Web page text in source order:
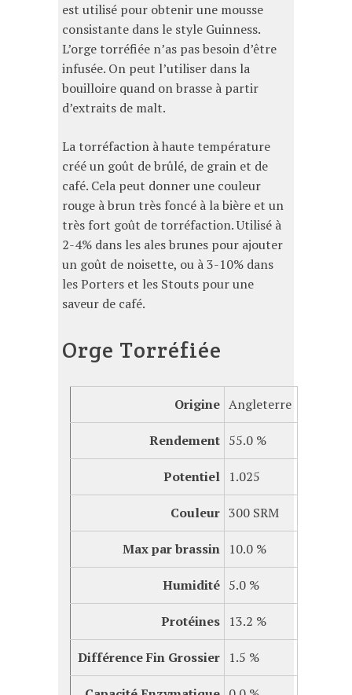
est utilisé pour obtenir une mousse
consistante dans le style Guinness.
L’orge torréfiée n’as pas besoin d’être
infusée. On peut l’utiliser dans la
bouilloire quand on brasse à partir
d’extraits de malt.
La torréfaction à haute température
créé un goût de brûlé, de grain et de
café. Cela peut donner une couleur
rouge à brun très foncé à la bière et un
très fort goût de torréfaction. Utilisé à
2-4% dans les ales brunes pour ajouter
un goût de noisette, ou à 3-10% dans
les Porters et les Stouts pour une
saveur de café.
Orge Torréfiée
Origine Angleterre
Rendement 55.0 %
Potentiel 1.025
Couleur 300 SRM
Max par brassin 10.0 %
Humidité 5.0 %
Protéines 13.2 %
Différence Fin Grossier 1.5 %